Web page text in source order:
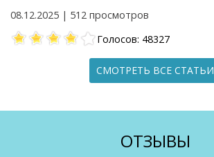
08.12.2025 | 512 просмотров
Голосов: 48327
СМОТРЕТЬ ВСЕ СТАТЬИ
ОТЗЫВЫ